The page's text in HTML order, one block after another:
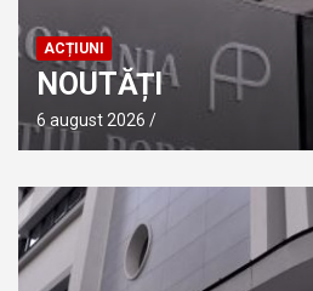
ACȚIUNI
NOUTĂȚI
6 august 2026